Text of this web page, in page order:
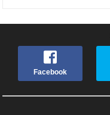
Facebook